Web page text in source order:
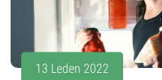
13 Leden 2022